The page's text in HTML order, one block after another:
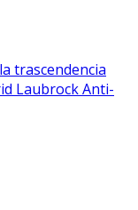
trascendencia
Laubrock Anti-